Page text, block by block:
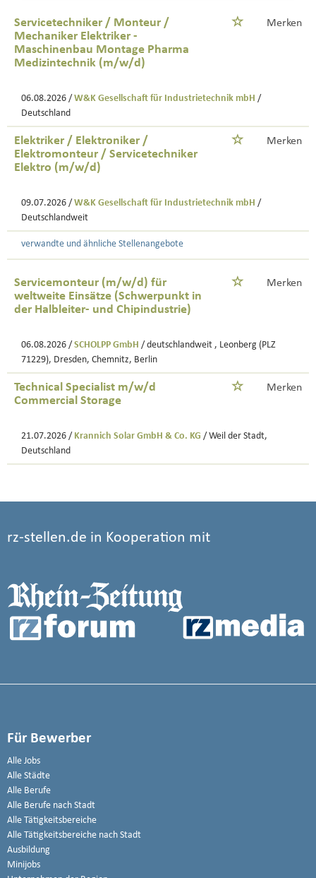
Servicetechniker / Monteur /
Mechaniker Elektriker -
Maschinenbau Montage Pharma
Medizintechnik (m/w/d)
Merken
06.08.2026 / W&K Gesellschaft für Industrietechnik mbH /
Deutschland
Elektriker / Elektroniker /
Elektromonteur / Servicetechniker
Elektro (m/w/d)
Merken
09.07.2026 / W&K Gesellschaft für Industrietechnik mbH /
Deutschlandweit
verwandte und ähnliche Stellenangebote
Servicemonteur (m/w/d) für
weltweite Einsätze (Schwerpunkt in
der Halbleiter- und Chipindustrie)
Merken
06.08.2026 / SCHOLPP GmbH / deutschlandweit , Leonberg (PLZ
71229), Dresden, Chemnitz, Berlin
Technical Specialist m/w/d
Commercial Storage
Merken
21.07.2026 / Krannich Solar GmbH & Co. KG / Weil der Stadt,
Deutschland
rz-stellen.de in Kooperation mit
Für Bewerber
Alle Jobs
Alle Städte
Alle Berufe
Alle Berufe nach Stadt
Alle Tätigkeitsbereiche
Alle Tätigkeitsbereiche nach Stadt
Ausbildung
Minijobs